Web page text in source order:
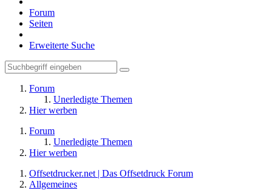
Forum
Seiten
Erweiterte Suche
Forum
Unerledigte Themen
Hier werben
Forum
Unerledigte Themen
Hier werben
Offsetdrucker.net | Das Offsetdruck Forum
Allgemeines